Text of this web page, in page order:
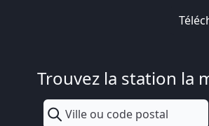
Trouvez la station la